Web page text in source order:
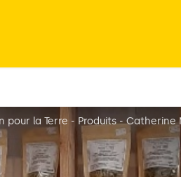
pour la Terre - Produits - Catherine